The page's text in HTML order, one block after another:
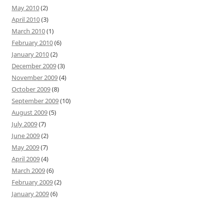
May 2010(2)
April 2010(3)
March 2010(1)
February 2010(6)
January 2010(2)
December 2009(3)
November 2009(4)
October 2009(8)
September 2009(10)
August 2009(5)
July 2009(7)
June 2009(2)
May 2009(7)
April 2009(4)
March 2009(6)
February 2009(2)
January 2009(6)